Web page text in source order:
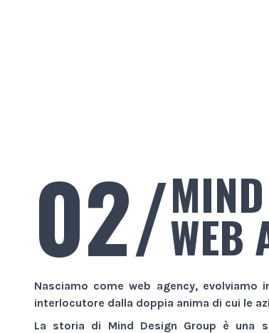
02/WEB
Nasciamo comeweb agency, evolviamo
interlocutore dalla doppia anima di cui le
La storia di Mind Design Group è una